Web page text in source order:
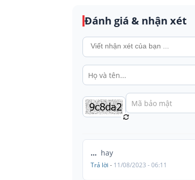
Đánh giá & nhận xét
... hay
Trả lời - 11/08/2023 - 06:11